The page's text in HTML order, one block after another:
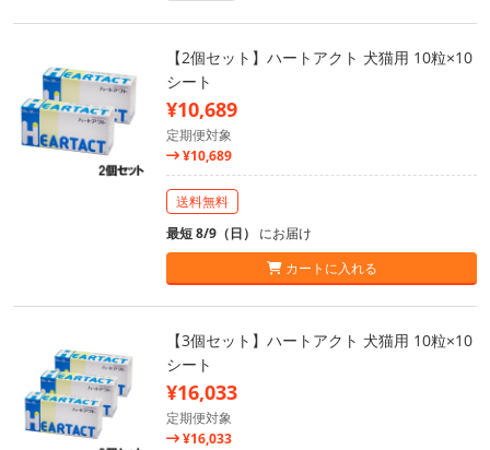
【2個セット】ハートアクト 犬猫用 10粒×10
シート
¥10,689
定期便対象
¥10,689
送料無料
最短 8/9（日） にお届け
カートに入れる
【3個セット】ハートアクト 犬猫用 10粒×10
シート
¥16,033
定期便対象
¥16,033